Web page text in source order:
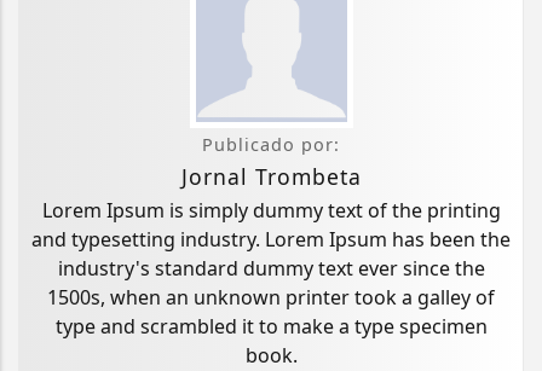
Publicado por:
Jornal Trombeta
Lorem Ipsum is simply dummy text of the printing
and typesetting industry. Lorem Ipsum has been the
industry's standard dummy text ever since the
1500s, when an unknown printer took a galley of
type and scrambled it to make a type specimen
book.